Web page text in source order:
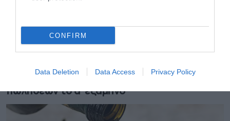
CONFIRM
Data Deletion Data Access Privacy Policy
Coca-Cola HBC: Aύξηση 7,5% του όγκου
πωλήσεων το α’ εξάμηνο